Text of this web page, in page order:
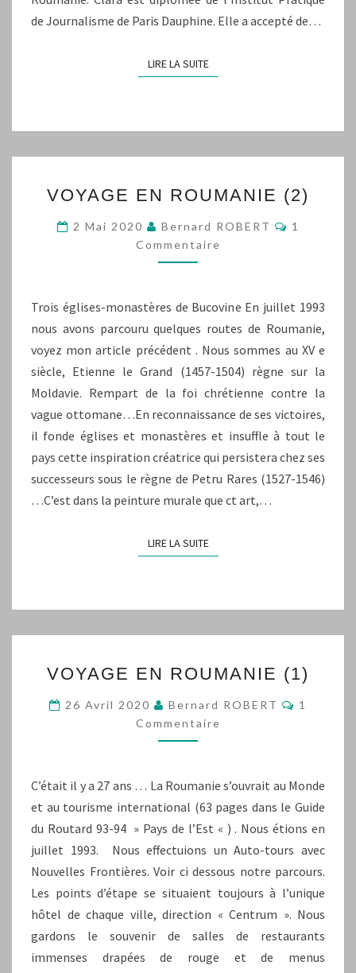
de Journalisme de Paris Dauphine. Elle a accepté de…
LIRE LA SUITELIRE LA SUITE
EN
ROUMANIE
(2)
VOYAGE EN ROUMANIE (2)
2 Mai 2020 Bernard ROBERT
1
Commentaire
Trois églises-monastères de Bucovine En juillet 1993
nous avons parcouru quelques routes de Roumanie,
voyez mon article précédent . Nous sommes au XV e
siècle, Etienne le Grand (1457-1504) règne sur la
Moldavie. Rempart de la foi chrétienne contre la
vague ottomane…En reconnaissance de ses victoires,
il fonde églises et monastères et insuffle à tout le
pays cette inspiration créatrice qui persistera chez ses
successeurs sous le règne de Petru Rares (1527-1546)
…C’est dans la peinture murale que ct art,…
LIRE LA SUITELIRE LA SUITE
EN
ROUMANIE
(1)
VOYAGE EN ROUMANIE (1)
26 Avril 2020 Bernard ROBERT
1
Commentaire
C’était il y a 27 ans … La Roumanie s’ouvrait au Monde
et au tourisme international (63 pages dans le Guide
du Routard 93-94 » Pays de l’Est « ) . Nous étions en
juillet 1993. Nous effectuions un Auto-tours avec
Nouvelles Frontières. Voir ci dessous notre parcours.
Les points d’étape se situaient toujours à l’unique
hôtel de chaque ville, direction « Centrum ». Nous
gardons le souvenir de salles de restaurants
immenses drapées de rouge et de menus